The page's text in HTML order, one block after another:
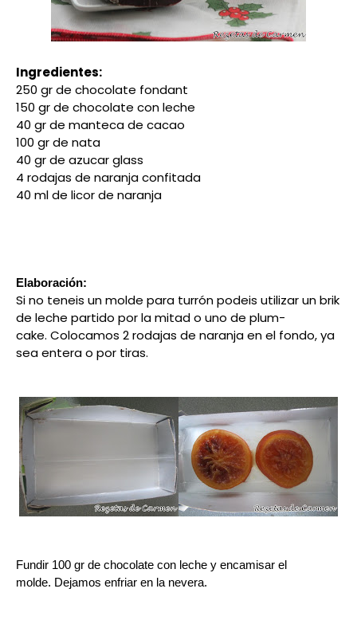
Ingredientes:
250 gr de chocolate fondant
150 gr de chocolate con leche
40 gr de manteca de cacao
100 gr de nata
40 gr de azucar glass
4 rodajas de naranja confitada
40 ml de licor de naranja
Elaboración:
Si no teneis un molde para turrón podeis utilizar un brik
de leche partido por la mitad o uno de plum-
cake. Colocamos 2 rodajas de naranja en el fondo, ya
sea entera o por tiras.
Fundir 100 gr de chocolate con leche y encamisar el
molde. Dejamos enfriar en la nevera.